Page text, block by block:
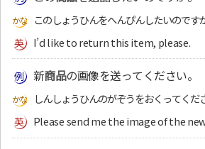
このしょうひんをへんぴんしたいのです
I’d like to return this item, please.
新商品の画像を送ってください。
しんしょうひんのがぞうをおくってくだ
Please send me the image of the